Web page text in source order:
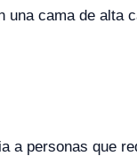
una cama de alta
a personas que